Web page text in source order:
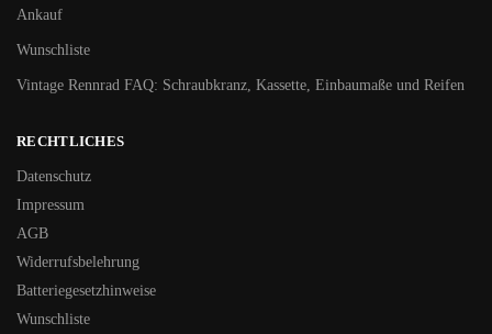
Ankauf
Wunschliste
Vintage Rennrad FAQ: Schraubkranz, Kassette, Einbaumaße und Reifen
RECHTLICHES
Datenschutz
Impressum
AGB
Widerrufsbelehrung
Batteriegesetzhinweise
Wunschliste